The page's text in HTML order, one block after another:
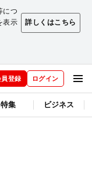
につ
表示
詳しくはこちら
登録 ログイン
特集 ビジネス